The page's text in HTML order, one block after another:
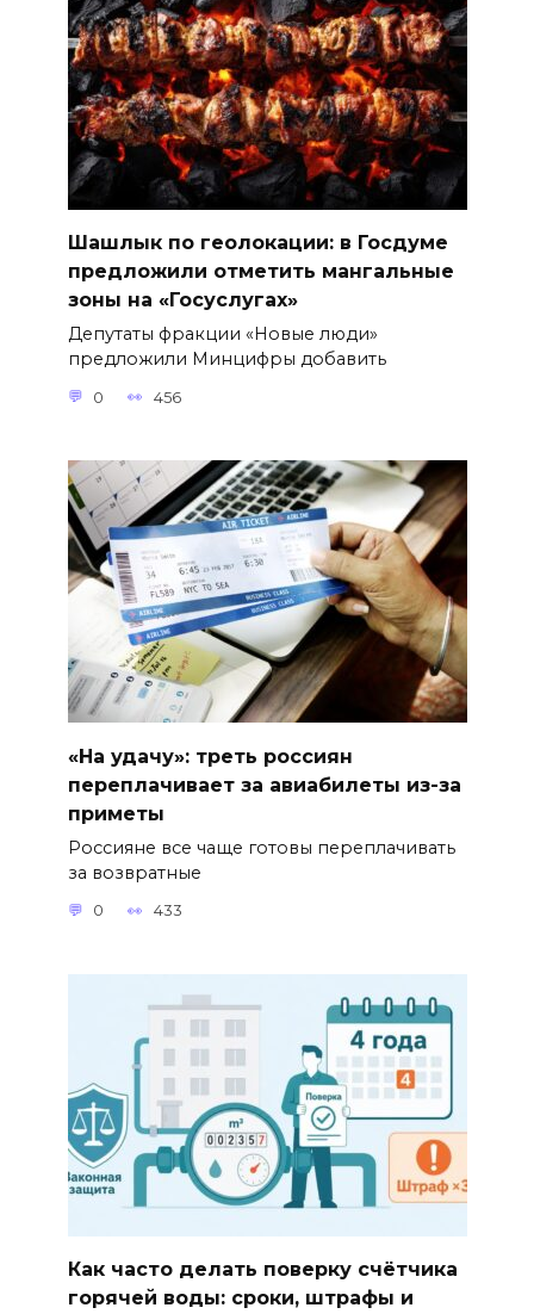
Шашлык по геолокации: в Госдуме
предложили отметить мангальные
зоны на «Госуслугах»
Депутаты фракции «Новые люди»
предложили Минцифры добавить
0 456
«На удачу»: треть россиян
переплачивает за авиабилеты из-за
приметы
Россияне все чаще готовы переплачивать
за возвратные
0 433
Как часто делать поверку счётчика
горячей воды: сроки, штрафы и